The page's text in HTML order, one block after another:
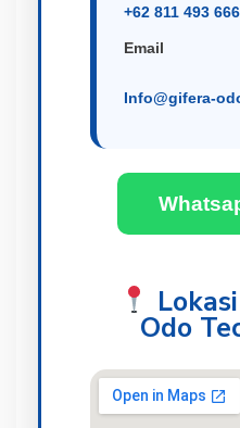
+62 811 493
Email
Info@gifera-
Odo